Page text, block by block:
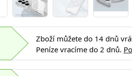
Zboží můžete do 14 dnů
Peníze vracíme do 2 dnů.